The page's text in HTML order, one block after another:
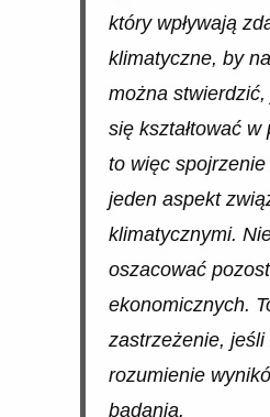
który wpływają
klimatyczne, by
można
się kształtować w
to więc
jeden aspekt
klimatycznymi.
oszacować
ekonomicznych.
zastrzeżenie, jeśli
rozumienie
badania.